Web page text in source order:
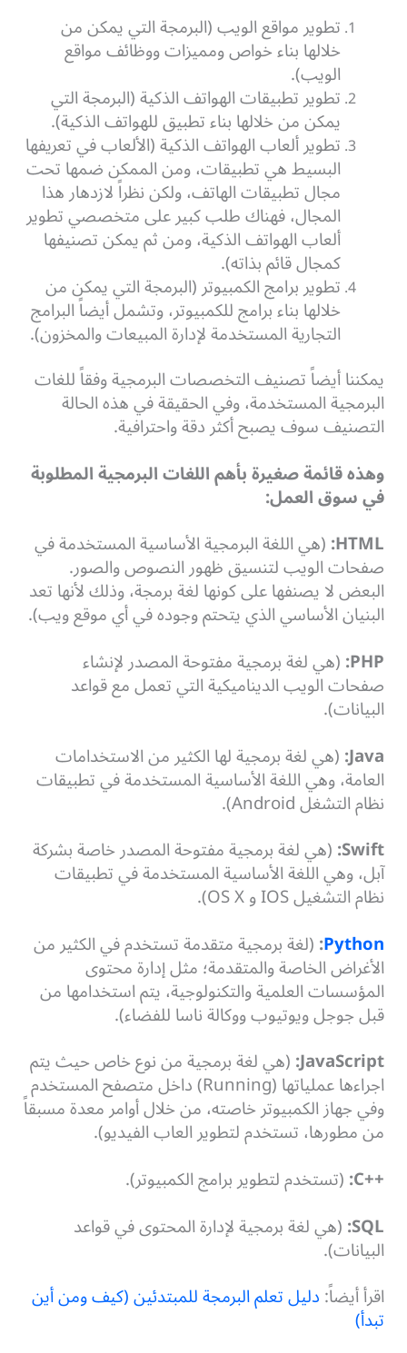
تطوير مواقع الويب (البرمجة التي يمكن من
خلالها بناء خواص ومميزات ووظائف مواقع
الويب).
تطوير تطبيقات الهواتف الذكية (البرمجة التي
يمكن من خلالها بناء تطبيق للهواتف الذكية).
تطوير ألعاب الهواتف الذكية (الألعاب في تعريفها
البسيط هي تطبيقات، ومن الممكن ضمها تحت
مجال تطبيقات الهاتف، ولكن نظراً لازدهار هذا
المجال، فهناك طلب كبير على متخصصي تطوير
ألعاب الهواتف الذكية، ومن ثم يمكن تصنيفها
كمجال قائم بذاته).
تطوير برامج الكمبيوتر (البرمجة التي يمكن من
خلالها بناء برامج للكمبيوتر، وتشمل أيضاً البرامج
التجارية المستخدمة لإدارة المبيعات والمخزون).
يمكننا أيضاً تصنيف التخصصات البرمجية وفقاً للغات
البرمجية المستخدمة، وفي الحقيقة في هذه الحالة
التصنيف سوف يصبح أكثر دقة واحترافية.
وهذه قائمة صغيرة بأهم اللغات البرمجية المطلوبة
في سوق العمل:
HTML: (هي اللغة البرمجية الأساسية المستخدمة في
صفحات الويب لتنسيق ظهور النصوص والصور.
البعض لا يصنفها على كونها لغة برمجة، وذلك لأنها تعد
البنيان الأساسي الذي يتحتم وجوده في أي موقع ويب).
PHP: (هي لغة برمجية مفتوحة المصدر لإنشاء
صفحات الويب الديناميكية التي تعمل مع قواعد
البيانات).
Java: (هي لغة برمجية لها الكثير من الاستخدامات
العامة، وهي اللغة الأساسية المستخدمة في تطبيقات
نظام التشغل Android).
Swift: (هي لغة برمجية مفتوحة المصدر خاصة بشركة
آبل، وهي اللغة الأساسية المستخدمة في تطبيقات
نظام التشغيل IOS و OS X).
Python
:(لغة برمجية متقدمة تستخدم في الكثير من
الأغراض الخاصة والمتقدمة؛ مثل إدارة محتوى
المؤسسات العلمية والتكنولوجية، يتم استخدامها من
قبل جوجل ويوتيوب ووكالة ناسا للفضاء).
JavaScript: (هي لغة برمجية من نوع خاص حيث يتم
اجراءها عملياتها (Running) داخل متصفح المستخدم
وفي جهاز الكمبيوتر خاصته، من خلال أوامر معدة مسبقاً
من مطورها، تستخدم لتطوير العاب الفيديو).
++C: (تستخدم لتطوير برامج الكمبيوتر).
SQL: (هي لغة برمجية لإدارة المحتوى في قواعد
البيانات).
اقرأ أيضاً:دليل تعلم البرمجة للمبتدئين (كيف ومن أين
تبدأ)